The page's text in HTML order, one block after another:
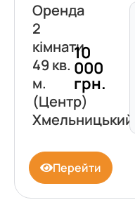
Оренда
2
кімнати
49 кв.
м.
(Центр)
Хмельницький
10
000
грн.
Перейти